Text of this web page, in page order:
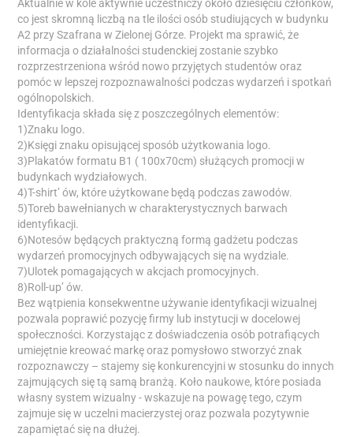
co jest skromną liczbą na tle ilości osób studiujących w budynku
A2 przy Szafrana w Zielonej Górze. Projekt ma sprawić, że
informacja o działalności studenckiej zostanie szybko
rozprzestrzeniona wśród nowo przyjętych studentów oraz
pomóc w lepszej rozpoznawalności podczas wydarzeń i spotkań
ogólnopolskich.
Identyfikacja składa się z poszczególnych elementów:
1)Znaku logo.
2)Księgi znaku opisującej sposób użytkowania logo.
3)Plakatów formatu B1 ( 100x70cm) służących promocji w
budynkach wydziałowych.
4)T-shirt’ ów, które użytkowane będą podczas zawodów.
5)Toreb bawełnianych w charakterystycznych barwach
identyfikacji.
6)Notesów będących praktyczną formą gadżetu podczas
wydarzeń promocyjnych odbywających się na wydziale.
7)Ulotek pomagających w akcjach promocyjnych.
8)Roll-up’ ów.
Bez wątpienia konsekwentne używanie identyfikacji wizualnej
pozwala poprawić pozycję firmy lub instytucji w docelowej
społeczności. Korzystając z doświadczenia osób potrafiących
umiejętnie kreować markę oraz pomysłowo stworzyć znak
rozpoznawczy – stajemy się konkurencyjni w stosunku do innych
zajmujących się tą samą branżą. Koło naukowe, które posiada
własny system wizualny - wskazuje na powagę tego, czym
zajmuje się w uczelni macierzystej oraz pozwala pozytywnie
zapamiętać się na dłużej.